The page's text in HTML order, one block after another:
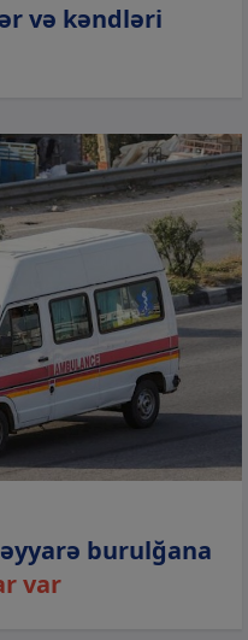
və kəndləri
burulğana
var